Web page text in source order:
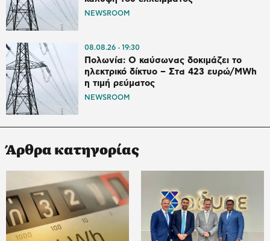
NEWSROOM
08.08.26 19:30
Πολωνία: Ο καύσωνας δοκιμάζει το
ηλεκτρικό δίκτυο – Στα 423 ευρώ/MWh
η τιμή ρεύματος
NEWSROOM
Άρθρα κατηγορίας